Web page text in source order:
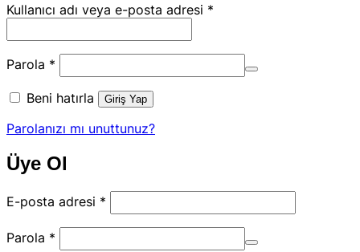
Kullanıcı adı veya e-posta adresi *
Parola *
Beni hatırla Giriş Yap
Parolanızı mı unuttunuz?
Üye Ol
E-posta adresi *
Parola *